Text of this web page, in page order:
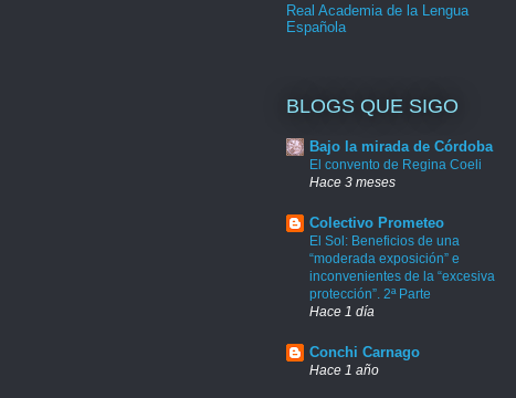
Real Academia de la Lengua
Española
BLOGS QUE SIGO
Bajo la mirada de Córdoba
El convento de Regina Coeli
Hace 3 meses
Colectivo Prometeo
El Sol: Beneficios de una
“moderada exposición” e
inconvenientes de la “excesiva
protección”. 2ª Parte
Hace 1 día
Conchi Carnago
Hace 1 año